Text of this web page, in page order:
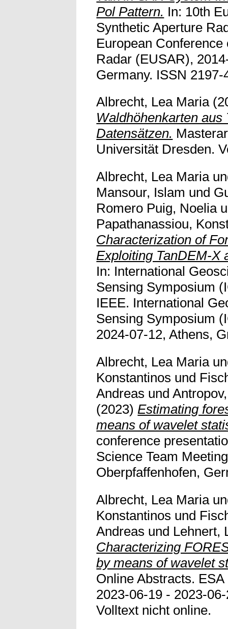
Pol Pattern. In: 10th
Synthetic Aperture
European
Radar (EUSAR),
Germany. ISSN
Albrecht, Lea Maria
Waldhöhenkarten
Datensätzen.
Universität Dresden.
Albrecht, Lea Maria
Mansour, Islam und
Romero Puig, Noelia
Papathanassiou,
Characterization of
Exploiting TanDEM-X
In: International
Sensing Symposium
IEEE. International
Sensing Symposium
2024-07-12, Athens,
Albrecht, Lea Maria
Konstantinos und
Andreas und
(2023) Estimating
means of wavelet
conference
Science Team
Oberpfaffenhofen,
Albrecht, Lea Maria
Konstantinos und
Andreas und Lehnert,
Characterizing
by means of wavelet
Online Abstracts.
2023-06-19 - 2023-
Volltext nicht online.